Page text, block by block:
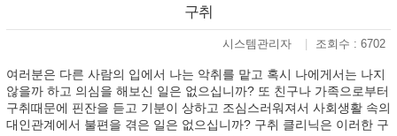
구취
시스템관리자 조회수 : 6702
여러분은 다른 사람의 입에서 나는 악취를 맡고 혹시 나에게서는 나지
않을까 하고 의심을 해보신 일은 없으십니까? 또 친구나 가족으로부터
구취때문에 핀잔을 듣고 기분이 상하고 조심스러워져서 사회생활 속의
대인관계에서 불편을 겪은 일은 없으십니까? 구취 클리닉은 이러한 구